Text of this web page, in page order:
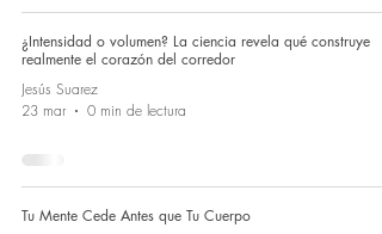
¿Intensidad o volumen? La ciencia revela qué construye
realmente el corazón del corredor
Jesús Suarez
23 mar
0 min de lectura
Tu Mente Cede Antes que Tu Cuerpo